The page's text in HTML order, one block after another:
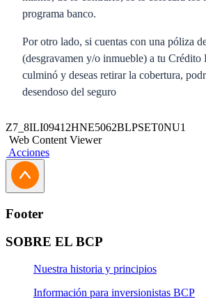
programa banco.
Por otro lado, si cuentas con una póliza
(desgravamen y/o inmueble) a tu Crédito
culminó y deseas retirar la cobertura,
desendoso del seguro
funcionario para la entrega de la
Z7_8ILI09412HNE5062BLPSET0NU1
Web Content Viewer
Acciones
Footer
SOBRE EL BCP
Nuestra historia y principios
Información para inversionistas BCP